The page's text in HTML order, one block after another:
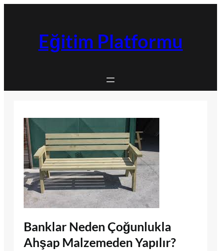
Eğitim Platformu
Banklar Neden Çoğunlukla
Ahşap Malzemeden Yapılır?